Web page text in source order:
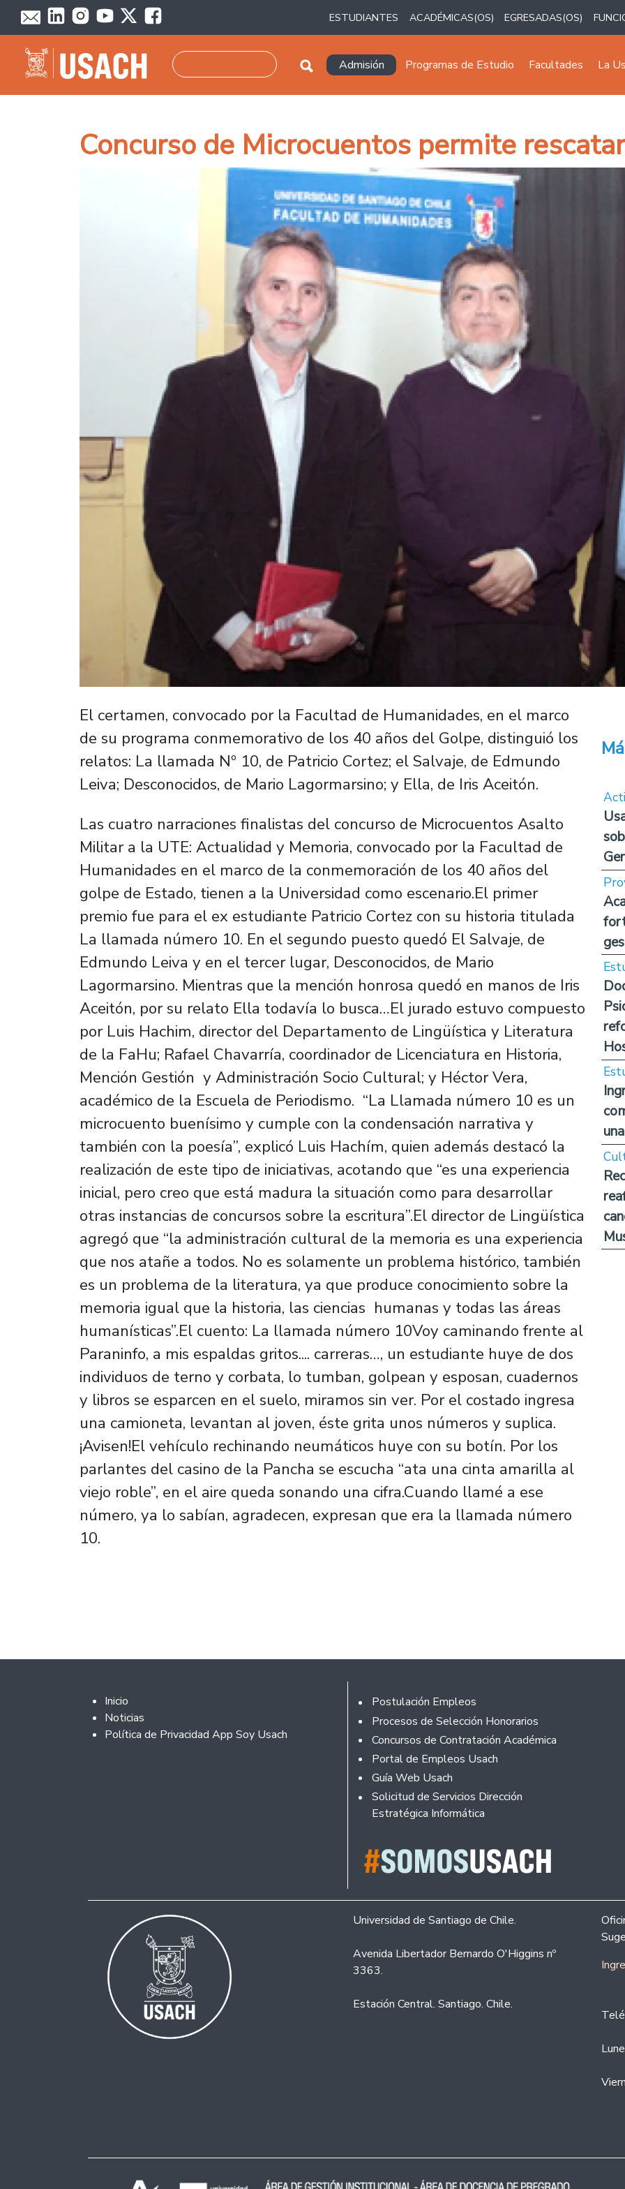
Pasar al contenido principal
ESTUDIANTES ACADÉMICAS(OS) EGRESADAS(OS)
Navegación principal
Admisión Programas de Estudio Facultades La
Concurso de Microcuentos permite
El certamen, convocado por la Facultad de Humanidades, en el marco
de su programa conmemorativo de los 40 años del Golpe, distinguió los
relatos: La llamada Nº 10, de Patricio Cortez; el Salvaje, de Edmundo
Leiva; Desconocidos, de Mario Lagormarsino; y Ella, de Iris Aceitón.
Las cuatro narraciones finalistas del concurso de Microcuentos Asalto
Militar a la UTE: Actualidad y Memoria, convocado por la Facultad de
Humanidades en el marco de la conmemoración de los 40 años del
golpe de Estado, tienen a la Universidad como escenario.El primer
premio fue para el ex estudiante Patricio Cortez con su historia titulada
La llamada número 10. En el segundo puesto quedó El Salvaje, de
Edmundo Leiva y en el tercer lugar, Desconocidos, de Mario
Lagormarsino. Mientras que la mención honrosa quedó en manos de Iris
Aceitón, por su relato Ella todavía lo busca…El jurado estuvo compuesto
por Luis Hachim, director del Departamento de Lingüística y Literatura
de la FaHu; Rafael Chavarría, coordinador de Licenciatura en Historia,
Mención Gestión y Administración Socio Cultural; y Héctor Vera,
académico de la Escuela de Periodismo. “La Llamada número 10 es un
microcuento buenísimo y cumple con la condensación narrativa y
también con la poesía”, explicó Luis Hachím, quien además destacó la
realización de este tipo de iniciativas, acotando que “es una experiencia
inicial, pero creo que está madura la situación como para desarrollar
otras instancias de concursos sobre la escritura”.El director de Lingüística
agregó que “la administración cultural de la memoria es una experiencia
que nos atañe a todos. No es solamente un problema histórico, también
es un problema de la literatura, ya que produce conocimiento sobre la
memoria igual que la historia, las ciencias humanas y todas las áreas
humanísticas”.El cuento: La llamada número 10Voy caminando frente al
Paraninfo, a mis espaldas gritos.... carreras…, un estudiante huye de dos
individuos de terno y corbata, lo tumban, golpean y esposan, cuadernos
y libros se esparcen en el suelo, miramos sin ver. Por el costado ingresa
una camioneta, levantan al joven, éste grita unos números y suplica.
¡Avisen!El vehículo rechinando neumáticos huye con su botín. Por los
parlantes del casino de la Pancha se escucha “ata una cinta amarilla al
viejo roble”, en el aire queda sonando una cifra.Cuando llamé a ese
número, ya lo sabían, agradecen, expresan que era la llamada número
10.
Footer 2
Inicio
Noticias
Política de Privacidad App Soy Usach
Footer
Postulación Empleos
Procesos de Selección Honorarios
Concursos de Contratación Académica
Portal de Empleos Usach
Guía Web Usach
Solicitud de Servicios Dirección
Estratégica Informática
Universidad de Santiago de Chile.
Avenida Libertador Bernardo O'Higgins nº
3363.
Estación Central. Santiago. Chile.